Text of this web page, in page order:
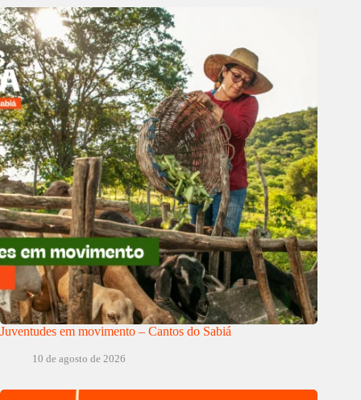
Juventudes em movimento – Cantos do Sabiá
10 de agosto de 2026